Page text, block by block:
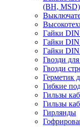
(ВН, MSD)
Гайки
Гайки
Гайки
Гвозди
Гвозди
Герметик
Гибкие
Гильзы
Гильзы
Гирлянды